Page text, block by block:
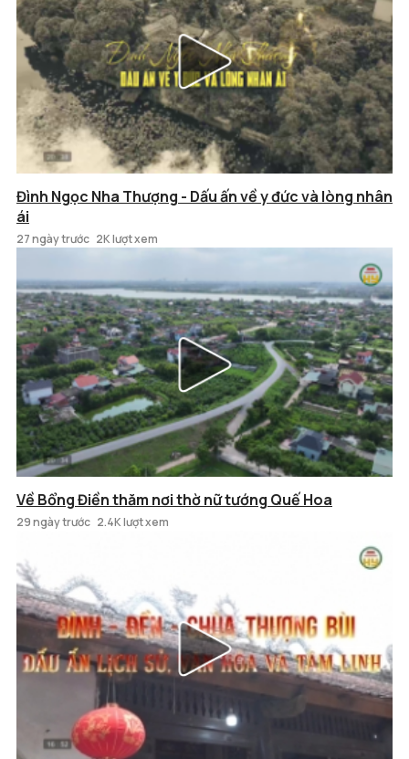
Đình Ngọc Nha Thượng - Dấu ấn về y đức và lòng nhân
ái
27 ngày trước 2K lượt xem
Về Bổng Điền thăm nơi thờ nữ tướng Quế Hoa
29 ngày trước 2.4K lượt xem